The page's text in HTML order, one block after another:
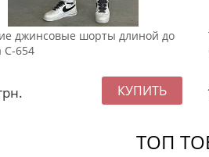
джинсовые шорты длиной до
С-654
ТОП